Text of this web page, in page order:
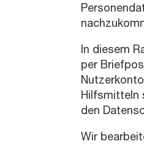
In diesem
per
Nutzerkonto
Hilfsmitteln
den
Wir